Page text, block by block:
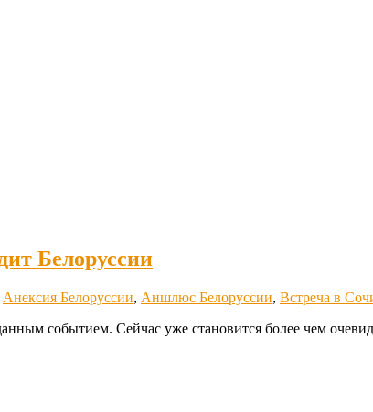
Белоруссии
Анексия Белоруссии, Аншлюс Белоруссии, Встреча в
событием. Сейчас уже становится более чем